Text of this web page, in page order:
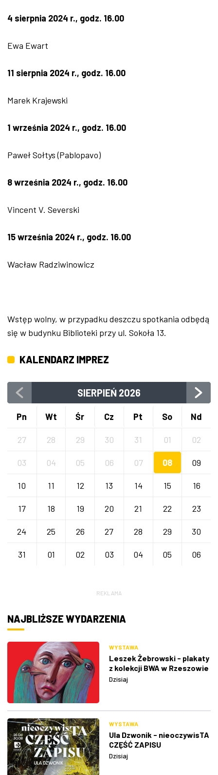
4 sierpnia 2024 r., godz. 16.00
Ewa Ewart
11 sierpnia 2024 r., godz. 16.00
Marek Krajewski
1 września 2024 r., godz. 16.00
Paweł Sołtys (Pablopavo)
8 września 2024 r., godz. 16.00
Vincent V. Severski
15 września 2024 r., godz. 16.00
Wacław Radziwinowicz
Wstęp wolny, w przypadku deszczu spotkania odbędą
się w budynku Biblioteki przy ul. Sokoła 13.
KALENDARZ IMPREZ
SIERPIEŃ 2026
Pn Wt Śr Cz Pt So Nd
27 28 29 30 31 01 02
03 04 05 06 07 08 09
10 11 12 13 14 15 16
17 18 19 20 21 22 23
24 25 26 27 28 29 30
31 01 02 03 04 05 06
REKLAMA
NAJBLIŻSZE WYDARZENIA
WYSTAWA
Leszek Żebrowski - plakaty
z kolekcji BWA w Rzeszowie
Dzisiaj
WYSTAWA
Ula Dzwonik - nieoczywisTA
CZĘŚĆ ZAPISU
Dzisiaj